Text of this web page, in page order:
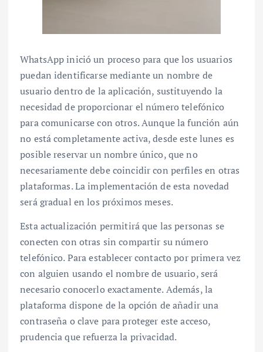
WhatsApp inició un proceso para que los usuarios
puedan identificarse mediante un nombre de
usuario dentro de la aplicación, sustituyendo la
necesidad de proporcionar el número telefónico
para comunicarse con otros. Aunque la función aún
no está completamente activa, desde este lunes es
posible reservar un nombre único, que no
necesariamente debe coincidir con perfiles en otras
plataformas. La implementación de esta novedad
será gradual en los próximos meses.
Esta actualización permitirá que las personas se
conecten con otras sin compartir su número
telefónico. Para establecer contacto por primera vez
con alguien usando el nombre de usuario, será
necesario conocerlo exactamente. Además, la
plataforma dispone de la opción de añadir una
contraseña o clave para proteger este acceso,
prudencia que refuerza la privacidad.